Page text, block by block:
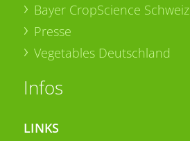
Bayer CropScience Schweiz
Presse
Vegetables Deutschland
Infos
LINKS